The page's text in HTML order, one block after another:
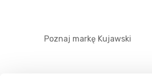
Poznaj markę Kujawski